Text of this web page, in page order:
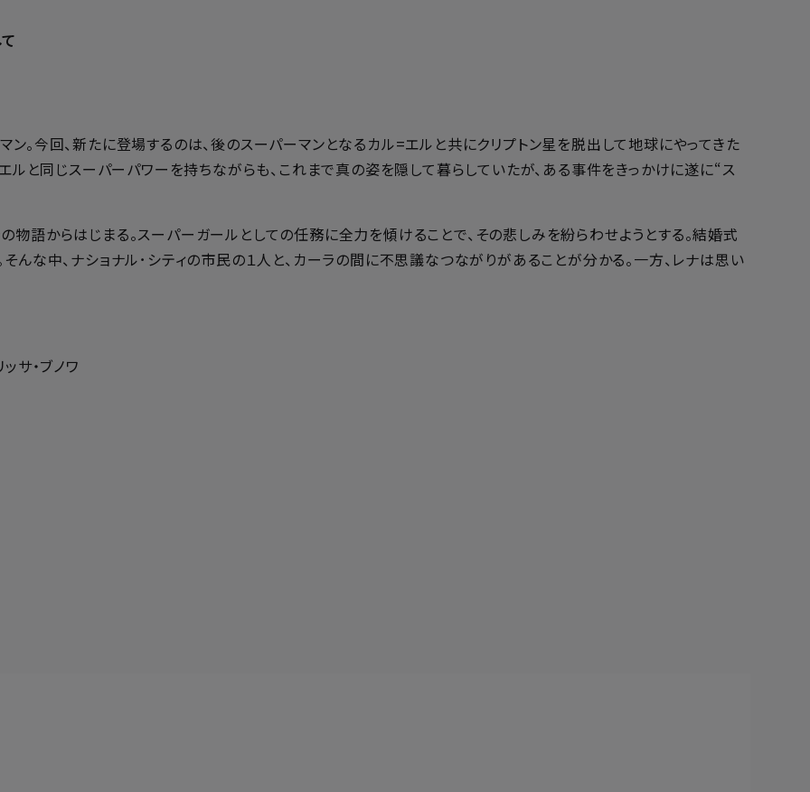
。今回、新たに登場するのは、後のスーパーマンとなるカル=エルと共にクリプトン星を脱出して地球にやってきた
ルと同じスーパーパワーを持ちながらも、これまで真の姿を隠して暮らしていたが、ある事件をきっかけに遂に“ス
語からはじまる。スーパーガールとしての任務に全力を傾けることで、その悲しみを紛らわせようとする。結婚式
んな中、ナショナル･シティの市民の１人と、カーラの間に不思議なつながりがあることが分かる。一方、レナは思い
サ・ブノワ